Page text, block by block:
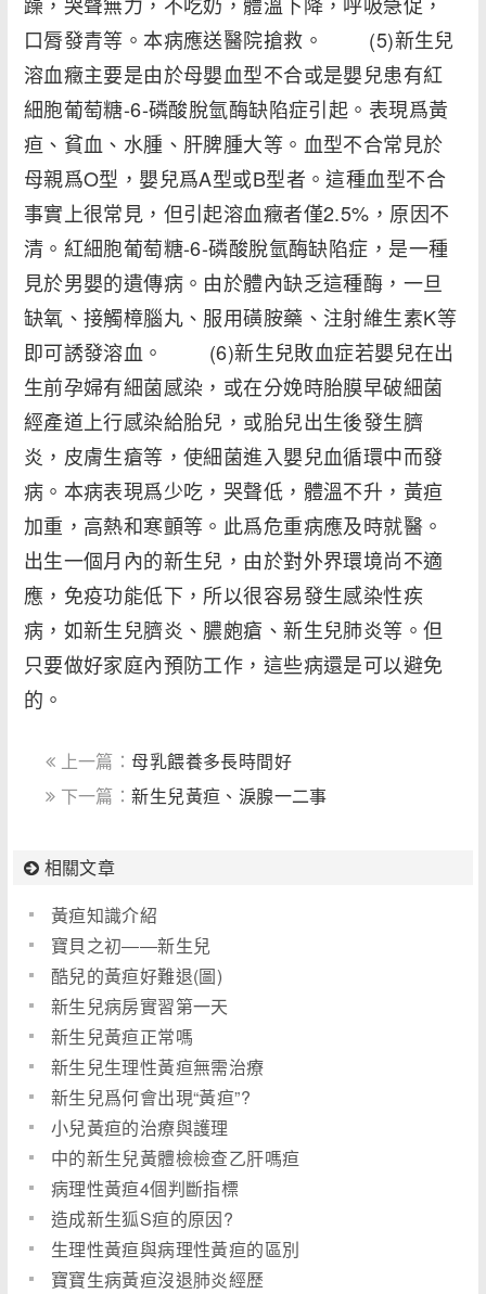
口脣發青等。本病應送醫院搶救。 (5)新生兒
溶血癥主要是由於母嬰血型不合或是嬰兒患有紅
細胞葡萄糖-6-磷酸脫氫酶缺陷症引起。表現爲黃
疸、貧血、水腫、肝脾腫大等。血型不合常見於
母親爲O型，嬰兒爲A型或B型者。這種血型不合
事實上很常見，但引起溶血癥者僅2.5%，原因不
清。紅細胞葡萄糖-6-磷酸脫氫酶缺陷症，是一種
見於男嬰的遺傳病。由於體內缺乏這種酶，一旦
缺氧、接觸樟腦丸、服用磺胺藥、注射維生素K等
即可誘發溶血。 (6)新生兒敗血症若嬰兒在出
生前孕婦有細菌感染，或在分娩時胎膜早破細菌
經產道上行感染給胎兒，或胎兒出生後發生臍
炎，皮膚生瘡等，使細菌進入嬰兒血循環中而發
病。本病表現爲少吃，哭聲低，體溫不升，黃疸
加重，高熱和寒顫等。此爲危重病應及時就醫。
出生一個月內的新生兒，由於對外界環境尚不適
應，免疫功能低下，所以很容易發生感染性疾
病，如新生兒臍炎、膿皰瘡、新生兒肺炎等。但
只要做好家庭內預防工作，這些病還是可以避免
的。
上一篇： 母乳餵養多長時間好
下一篇：新生兒黃疸、淚腺一二事
相關文章
黃疸知識介紹
寶貝之初――新生兒
酷兒的黃疸好難退(圖)
新生兒病房實習第一天
新生兒黃疸正常嗎
新生兒生理性黃疸無需治療
新生兒爲何會出現“黃疸”?
小兒黃疸的治療與護理
中的新生兒黃體檢檢查乙肝嗎疸
病理性黃疸4個判斷指標
造成新生狐S疸的原因?
生理性黃疸與病理性黃疸的區別
寶寶生病黃疸沒退肺炎經歷